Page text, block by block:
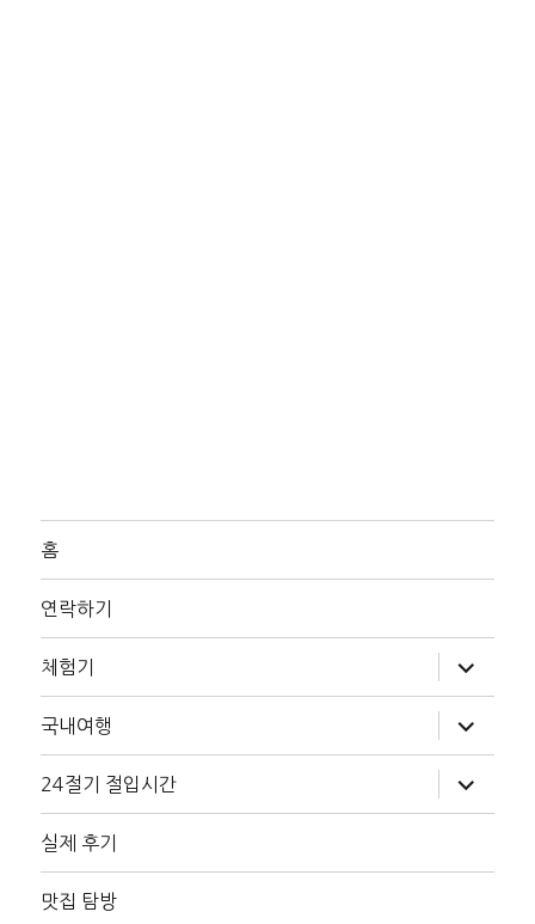
홈
연락하기
체험기
위
메
확
장
국내여행
위
메
확
장
24절기 절입시간
위
메
장
실제 후기
맛집 탐방